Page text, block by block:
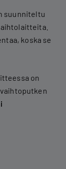
suunniteltu
koska se
on